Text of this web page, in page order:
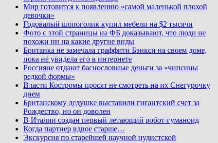
Мир готовится к появлению «самой маленькой плохой
девочки»
Годовалый шопоголик купил мебели на $2 тысячи
Фото с этой страницы на ФБ доказывают, что люди не
похожи ни на какие другие виды
Британка не замечала граффити Бэнкси на своем доме,
пока не увидела его в интернете
Россияне отдают баснословные деньги за «чипсины
редкой формы»
Власти Костромы просят не смотреть на их Снегурочку
днем
Британскому дедушке выставили гигантский счет за
Рождество, но он доволен
В Италии создан первый летающий робот-гуманоид
Когда партнер вдвое старше…
Экскурсия по старейшей научной нудистской